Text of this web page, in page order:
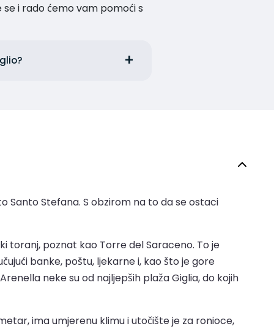
i rado ćemo vam pomoći s
Santo Stefana. S obzirom na to da se ostaci
toranj, poznat kao Torre del Saraceno. To je
banke, poštu, ljekarne i, kao što je gore
neke su od najljepših plaža Giglia, do kojih
ima umjerenu klimu i utočište je za ronioce,